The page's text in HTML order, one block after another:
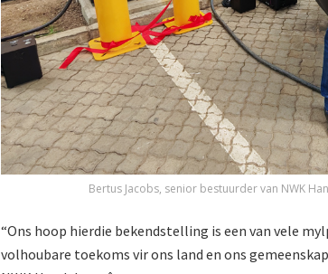
Bertus Jacobs, senior bestuurder van NWK
“Ons hoop hierdie bekendstelling is een van vele
volhoubare toekoms vir ons land en ons